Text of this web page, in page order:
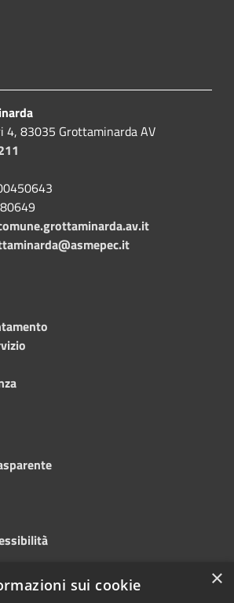
4, 83035 Grottaminarda AV
×
sui cookie